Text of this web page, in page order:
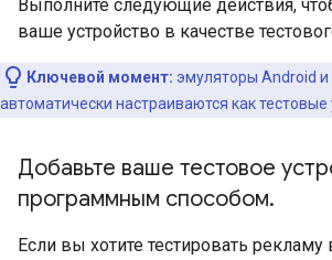
Выполните следующие действия,
ваше устройство в качестве
Ключевой момент: эмуляторы Android и
автоматически настраиваются как тестовые
Добавьте ваше тестовое
программным способом.
Если вы хотите тестировать